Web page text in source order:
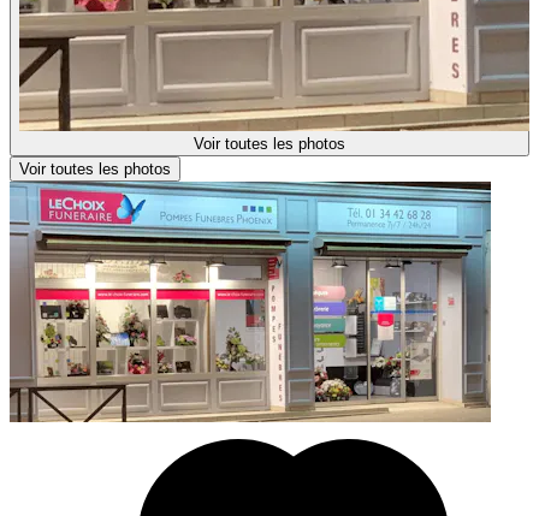
Voir toutes les photos
Voir toutes les photos